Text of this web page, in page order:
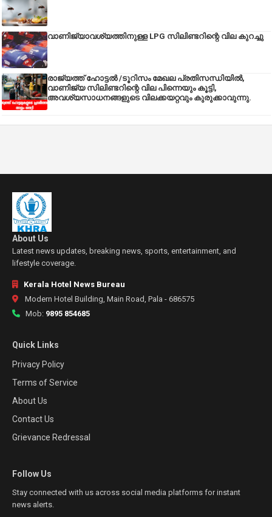
വാണിജ്യാവശ്യത്തിനുള്ള LPG സിലിണ്ടറിന്റെ വില കുറച്ചു
രാജ്യത്ത് ഹോട്ടൽ /ടൂറിസം മേഖല പ്രതിസന്ധിയിൽ,
വാണിജ്യ സിലിണ്ടറിന്റെ വില പിന്നെയും കൂട്ടി,
അവശ്യസാധനങ്ങളുടെ വിലക്കയറ്റവും കുരുക്കാവുന്നു.
About Us
Latest news updates, breaking news, sports, entertainment, and
lifestyle coverage.
Kerala Hotel News Bureau
Modern Hotel Building, Main Road, Pala - 686575
Mob: 9895 854685
Quick Links
Privacy Policy
Terms of Service
About Us
Contact Us
Grievance Redressal
Follow Us
Stay connected with us across social media platforms for instant
news alerts.